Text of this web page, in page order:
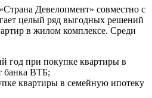
Девелопмент» совместно с
целый ряд выгодных решений
в жилом комплексе. Среди
год при покупке квартиры в
банка ВТБ;
квартиры в семейную ипотеку